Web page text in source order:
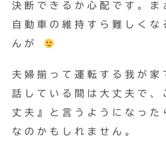
決断できるか心配です。ま
自動車の維持すら難しくな
んが
夫婦揃って運転する我が家
話している間は大丈夫で、
丈夫』と言うようになった
なのかもしれません。